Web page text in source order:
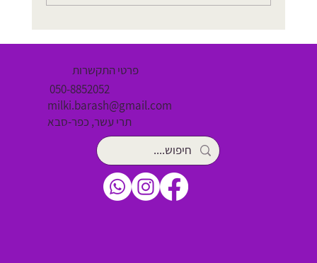
פרטי התקשרות
050-8852052
milki.barash@gmail.com
תרי עשר, כפר-סבא